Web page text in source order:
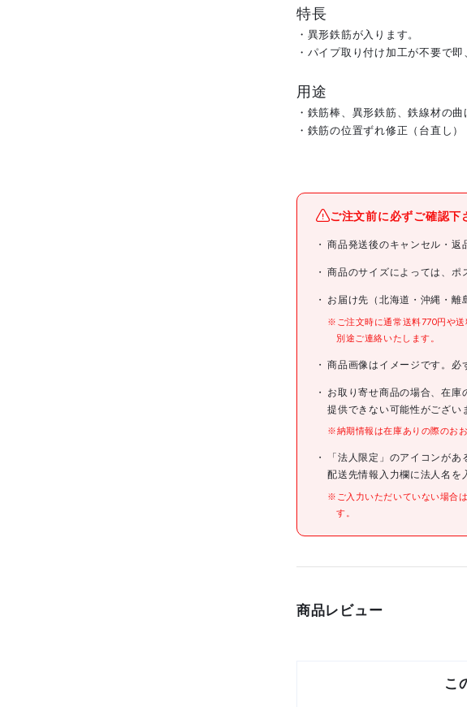
特長
・異形鉄筋が入ります。
・パイプ取り付け加工が不要で即
用途
・鉄筋棒、異形鉄筋、鉄線材の曲
・鉄筋の位置ずれ修正（台直し）
ブランド名 モク
商品名 モ
型式 D3-
JANコード
仕様
●全
セット内容/付属品
注意事項
ご注文前に必ずご確認下
商品発送後のキャンセル・返
商品のサイズによっては、ポ
お届け先（北海道・沖縄・離
※ご注文時に通常送料770円や送
別途ご連絡いたします。
商品画像はイメージです。必
お取り寄せ商品の場合、在庫
提供できない可能性がござい
※納期情報は在庫ありの際のお
「法人限定」のアイコンが
配送先情報入力欄に法人名を
※ご入力いただいていない場合
す。
商品レビュー
こ